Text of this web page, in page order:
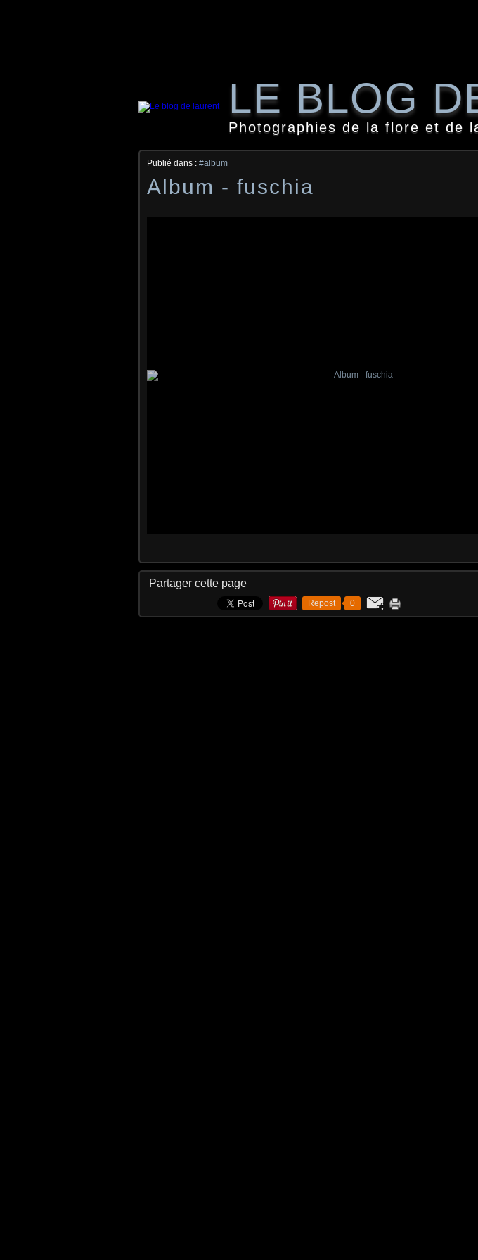
LE BLOG
Photographies de la flore et de
Publié dans : #album
Album - fuschia
Partager cette page
Repost 0